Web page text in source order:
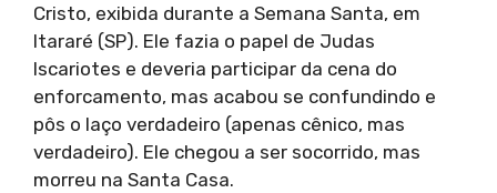
Cristo, exibida durante a Semana Santa, em
Itararé (SP). Ele fazia o papel de Judas
Iscariotes e deveria participar da cena do
enforcamento, mas acabou se confundindo e
pôs o laço verdadeiro (apenas cênico, mas
verdadeiro). Ele chegou a ser socorrido, mas
morreu na Santa Casa.